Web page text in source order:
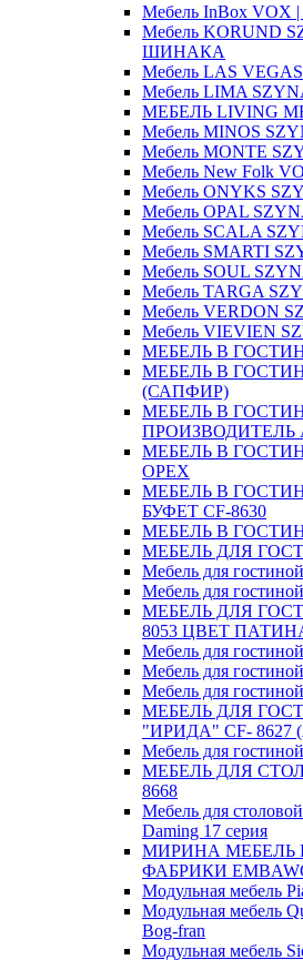
Мебель InBox VOX
Мебель KORUND
ШИНАКА
Мебель LAS
Мебель LIMA
МЕБЕЛЬ LIVING
Мебель MINOS
Мебель MONTE
Мебель New Folk
Мебель ONYKS
Мебель OPAL
Мебель SCALA
Мебель SMARTI
Мебель SOUL
Мебель TARGA
Мебель VERDON
Мебель VIEVIEN
МЕБЕЛЬ В
МЕБЕЛЬ В
(САПФИР)
МЕБЕЛЬ В
ПРОИЗВОДИТЕЛЬ
МЕБЕЛЬ В
ОРЕХ
МЕБЕЛЬ В
БУФЕТ CF-8630
МЕБЕЛЬ В
МЕБЕЛЬ ДЛЯ
Мебель для
Мебель для
МЕБЕЛЬ ДЛЯ
8053 ЦВЕТ
Мебель для
Мебель для
Мебель для
МЕБЕЛЬ ДЛЯ
"ИРИДА" CF- 8627
Мебель для
МЕБЕЛЬ ДЛЯ
8668
Мебель для
Daming 17 серия
МИРИНА МЕБЕЛЬ
ФАБРИКИ
Модульная мебель
Модульная мебель
Bog-fran
Модульная мебель